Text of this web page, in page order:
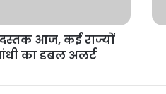
आज, कई राज्यों
का डबल अलर्ट